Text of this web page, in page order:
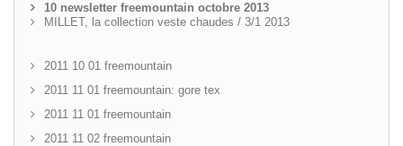
10 newsletter freemountain octobre 2013
MILLET, la collection veste chaudes / 3/1 2013
2011 10 01 freemountain
2011 11 01 freemountain: gore tex
2011 11 01 freemountain
2011 11 02 freemountain